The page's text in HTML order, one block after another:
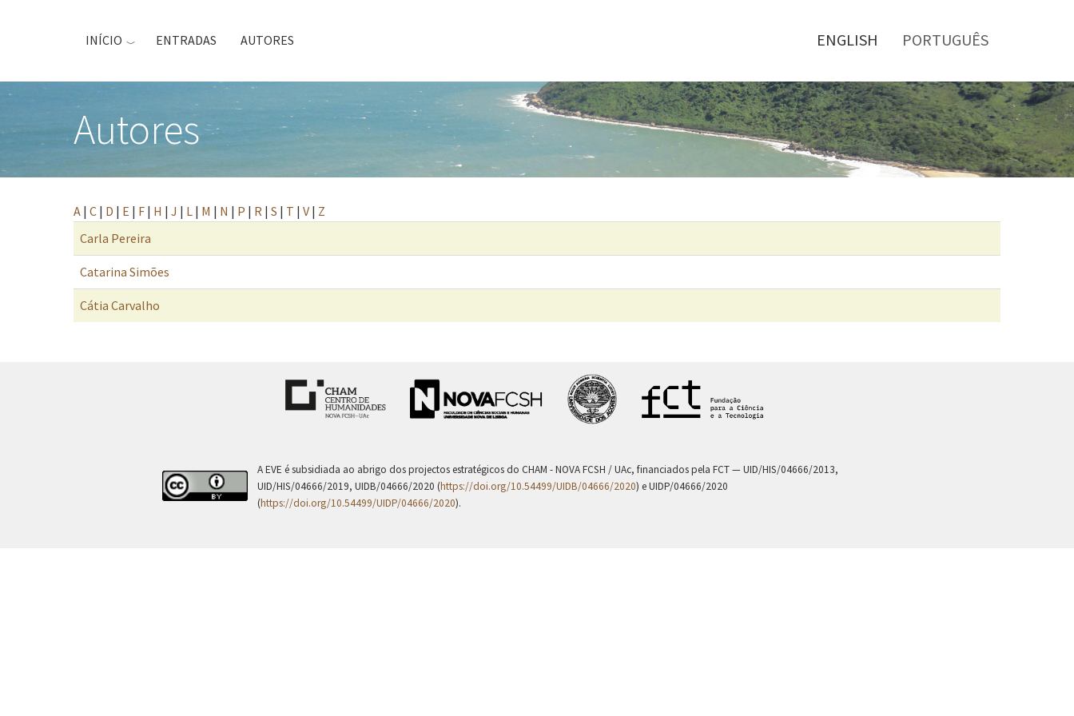
principal
ENGLISH PORTUGUÊS
INÍCIO ENTRADAS AUTORES
Autores
A | C | D | E | F | H | J | L | M | N | P | R | S | T | V | Z
Carla Pereira
Catarina Simões
Cátia Carvalho
A EVE é subsidiada ao abrigo dos projectos estratégicos do CHAM - NOVA FCSH / UAc, financiados pela FCT — UID/HIS/04666/2013,
UID/HIS/04666/2019, UIDB/04666/2020 (https://doi.org/10.54499/UIDB/04666/2020) e UIDP/04666/2020
(https://doi.org/10.54499/UIDP/04666/2020).